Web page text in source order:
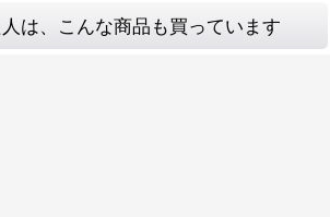
は、こんな商品も買っています